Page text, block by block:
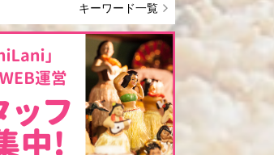
キーワード一覧